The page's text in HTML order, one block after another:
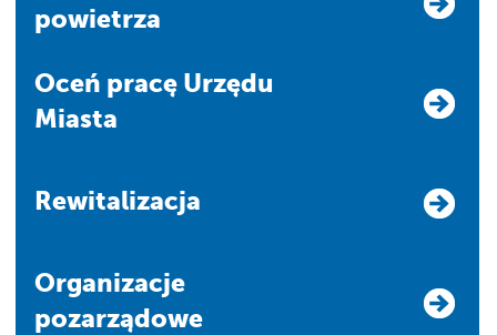
powietrza
Oceń pracę Urzędu
Miasta
Rewitalizacja
Organizacje
pozarządowe